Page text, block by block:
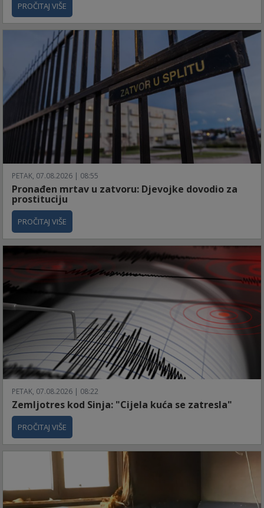
PROČITAJ VIŠE
PETAK, 07.08.2026 | 08:55
Pronađen mrtav u zatvoru: Djevojke dovodio za
prostituciju
PROČITAJ VIŠE
PETAK, 07.08.2026 | 08:22
Zemljotres kod Sinja: "Cijela kuća se zatresla"
PROČITAJ VIŠE